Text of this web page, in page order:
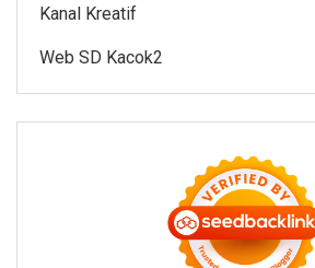
Kanal Kreatif
Web SD Kacok2